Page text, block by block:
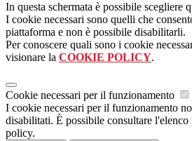
In questa schermata è possibile scegliere
I cookie necessari sono quelli che
piattaforma e non è possibile disabilitarli.
Per conoscere quali sono i cookie
visionare la COOKIE POLICY.
Cookie necessari per il funzionamento
I cookie necessari per il funzionamento
disabilitati. È possibile consultare
policy.